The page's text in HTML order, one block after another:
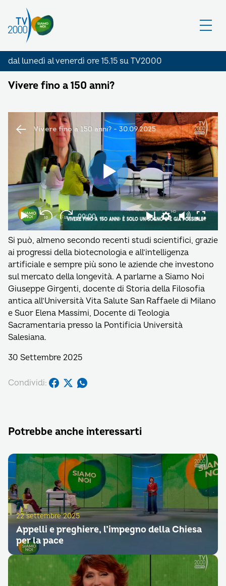
dal lunedì al venerdì ore 15.15 su TV2000
Vivere fino a 150 anni?
Si può, almeno secondo recenti studi scientifici, grazie
ai progressi della biotecnologia e all’intelligenza
artificiale e sempre più sono le aziende che investono
sul mercato della longevità. A parlarne a Siamo Noi
Giuseppe Girgenti, docente di Storia della Filosofia
antica all’Università Vita Salute San Raffaele di Milano
e Suor Elena Massimi, Docente di Teologia
Sacramentaria presso la Pontificia Università
Salesiana.
30 Settembre 2025
Condividi:
Potrebbe anche interessarti
22 settembre 2025
Appelli e preghiere, l’impegno della Chiesa
per la pace